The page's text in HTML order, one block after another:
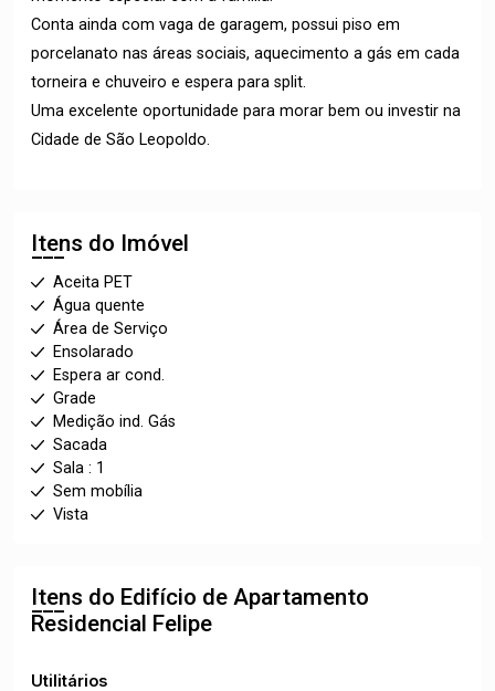
Conta ainda com vaga de garagem, possui piso em
porcelanato nas áreas sociais, aquecimento a gás em cada
torneira e chuveiro e espera para split.
Uma excelente oportunidade para morar bem ou investir na
Cidade de São Leopoldo.
Itens do Imóvel
Aceita PET
Água quente
Área de Serviço
Ensolarado
Espera ar cond.
Grade
Medição ind. Gás
Sacada
Sala : 1
Sem mobília
Vista
Itens do Edifício de Apartamento
Residencial Felipe
Utilitários